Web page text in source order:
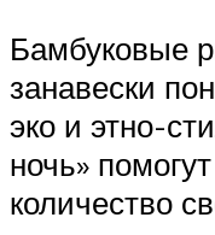
Бамбуковые
занавески
эко и этно-
ночь»
количество